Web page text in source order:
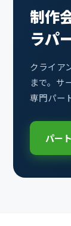
制作
ラパ
クライア
まで。サ
専門パー
パー